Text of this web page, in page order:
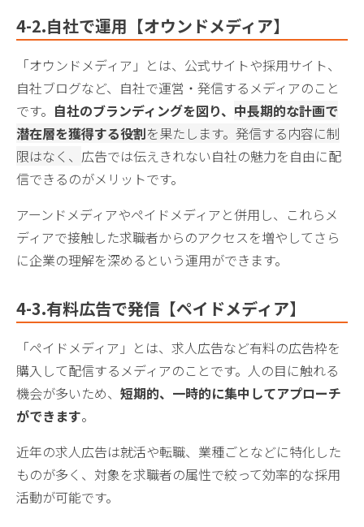
4-2.自社で運用【オウンドメディア】
「オウンドメディア」とは、公式サイトや採用サイト、
自社ブログなど、自社で運営・発信するメディアのこと
です。 自社のブランディングを図り、 中長期的な計画で
潜在層を獲得する役割を果たします。発信する内容に制
限はなく、 広告では伝えきれない自社の魅力を自由に配
信できるのがメリットです。
アーンドメディアやペイドメディアと併用し、これらメ
ディアで接触した求職者からのアクセスを増やしてさら
に企業の理解を深めるという運用ができます。
4-3.有料広告で発信【ペイドメディア】
「ペイドメディア」とは、求人広告など有料の広告枠を
購入して配信するメディアのことです。人の目に触れる
機会が多いため、 短期的、一時的に集中してアプローチ
ができます。
近年の求人広告は就活や転職、業種ごとなどに特化した
ものが多く、対象を求職者の属性で絞って効率的な採用
活動が可能です。